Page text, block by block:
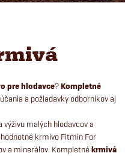
pre hlodavce?Kompletné
a požiadavky odborníkov aj
malých hlodavcov a
krmivo Fitmin For
a minerálov. Kompletné krmivá